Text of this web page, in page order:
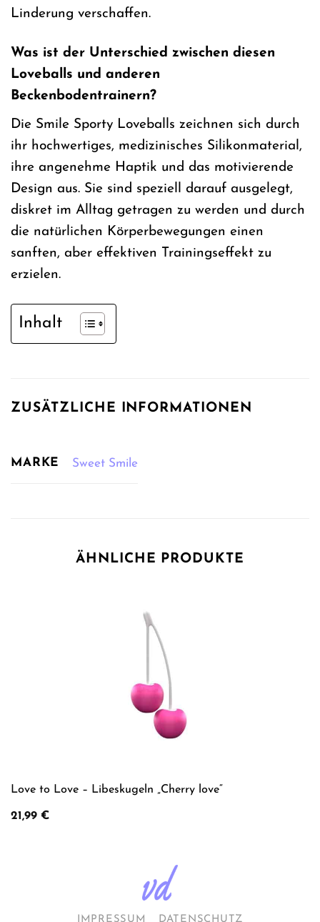
Linderung verschaffen.
Was ist der Unterschied zwischen diesen
Loveballs und anderen
Beckenbodentrainern?
Die Smile Sporty Loveballs zeichnen sich durch
ihr hochwertiges, medizinisches Silikonmaterial,
ihre angenehme Haptik und das motivierende
Design aus. Sie sind speziell darauf ausgelegt,
diskret im Alltag getragen zu werden und durch
die natürlichen Körperbewegungen einen
sanften, aber effektiven Trainingseffekt zu
erzielen.
Inhalt
ZUSÄTZLICHE INFORMATIONEN
MARKE Sweet Smile
ÄHNLICHE PRODUKTE
Love to Love – Libeskugeln „Cherry love“
21,99 €
IMPRESSUM DATENSCHUTZ